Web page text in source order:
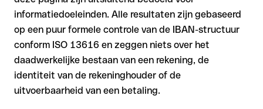
informatiedoeleinden. Alle resultaten zijn gebaseerd
op een puur formele controle van de IBAN-structuur
conform ISO 13616 en zeggen niets over het
daadwerkelijke bestaan van een rekening, de
identiteit van de rekeninghouder of de
uitvoerbaarheid van een betaling.